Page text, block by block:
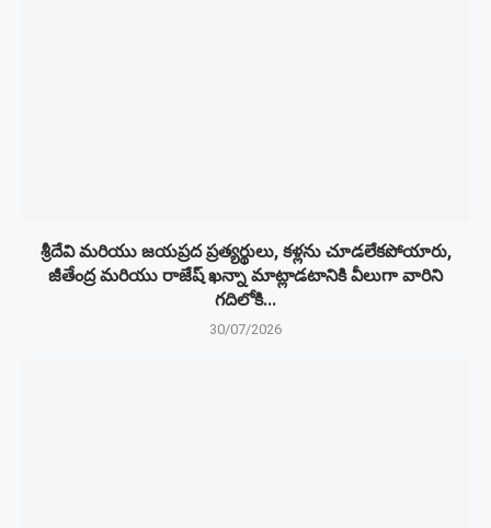
శ్రీదేవి మరియు జయప్రద ప్రత్యర్థులు, కళ్లను చూడలేకపోయారు,
జీతేంద్ర మరియు రాజేష్ ఖన్నా మాట్లాడటానికి వీలుగా వారిని
గదిలోకి...
30/07/2026